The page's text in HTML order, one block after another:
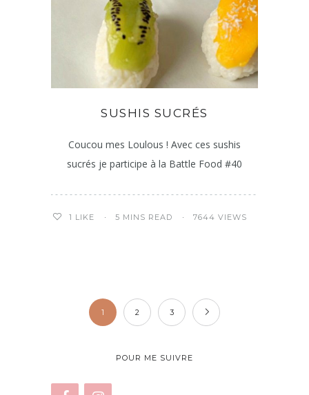
SUSHIS SUCRÉS
Coucou mes Loulous ! Avec ces sushis
sucrés je participe à la Battle Food #40
1 LIKE 5 MINS READ 7644 VIEWS
1 2 3
POUR ME SUIVRE